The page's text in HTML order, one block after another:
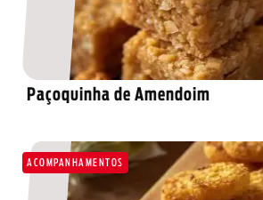
Paçoquinha de Amendoim
ACOMPANHAMENTOS